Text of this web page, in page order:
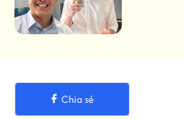
Chia sẻ